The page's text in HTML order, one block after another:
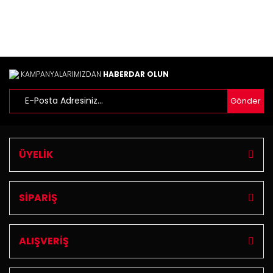
KAMPANYALARIMIZDAN HABERDAR OLUN
Gönder
ÜYELİK
SİPARİŞ
ALIŞVERİŞ